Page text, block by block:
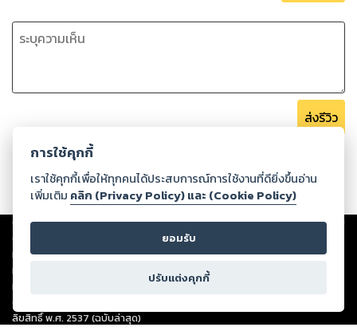
ส่งรีวิว
Copyright ©2026Storylog Co., Ltd. - สตอรี่ล็อกขอสงวนสิทธิ์ไม่รับผิดชอบ
ต่อผลงานหรือเนื้อหาใดที่อัปโหลดผ่านเว็บไซต์และปรากฏว่าละเมิดสิทธิใน
ทรัพย์สินทางปัญญาของบุคคลอื่นหรือขัดต่อกฎหมายและศีลธรรม ดังนั้น ผู้อ่าน
ทุกท่านโปรดใช้วิจารณญาณในการกลั่นกรองด้วยตนเอง และหากท่านพบว่าส่วน
หนึ่งส่วนใดขัดต่อกฎหมายและศีลธรรม กรุณาแจ้งมายังบริษัท เพื่อทีมงานจะได้
ดำเนินการในทันที ทั้งนี้ ทางสตอรี่ล็อกขอสงวนลิขสิทธิ์ตามพระราชบัญญัติ
ลิขสิทธิ์ พ.ศ. 2537 (ฉบับล่าสุด)
การใช้คุกกี้
เราใช้คุกกี้เพื่อให้ทุกคนได้ประสบการณ์การใช้งานที่ดียิ่งขึ้นอ่าน
เพิ่มเติม คลิก (Privacy Policy) และ (Cookie Policy)
ยอมรับ
ปรับแต่งคุกกี้